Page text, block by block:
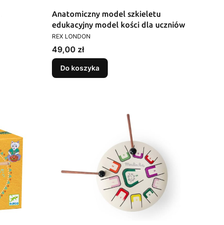
Anatomiczny model szkieletu
edukacyjny model kości dla uczniów
PRODUCENT
REX LONDON
Cena
49,00 zł
Do koszyka